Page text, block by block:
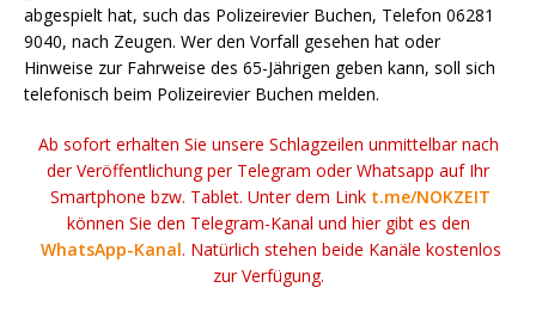
abgespielt hat, such das Polizeirevier Buchen, Telefon 06281
9040, nach Zeugen. Wer den Vorfall gesehen hat oder
Hinweise zur Fahrweise des 65-Jährigen geben kann, soll sich
telefonisch beim Polizeirevier Buchen melden.
Ab sofort erhalten Sie unsere Schlagzeilen unmittelbar nach
der Veröffentlichung per Telegram oder Whatsapp auf Ihr
Smartphone bzw. Tablet. Unter dem Link t.me/NOKZEIT
können Sie den Telegram-Kanal und hier gibt es den
WhatsApp-Kanal. Natürlich stehen beide Kanäle kostenlos
zur Verfügung.